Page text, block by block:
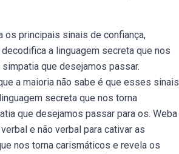
os principais sinais de confiança,
a linguagem secreta que nos
que desejamos passar.
a maioria não sabe é que esses sinais
secreta que nos torna
que desejamos passar para os. Weba
e não verbal para cativar as
nos torna carismáticos e revela os